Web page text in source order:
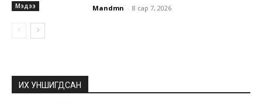
Мэдээ Mandmn - 8 сар 7, 2026
ИХ УНШИГДСАН